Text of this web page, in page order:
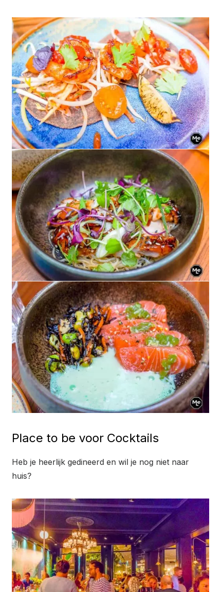
Place to be voor Cocktails
Heb je heerlijk gedineerd en wil je nog niet naar
huis?